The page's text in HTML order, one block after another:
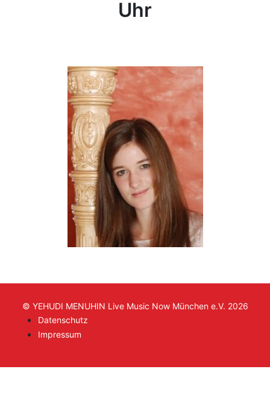
Uhr
© YEHUDI MENUHIN Live Music Now München e.V. 2026
Datenschutz
Impressum